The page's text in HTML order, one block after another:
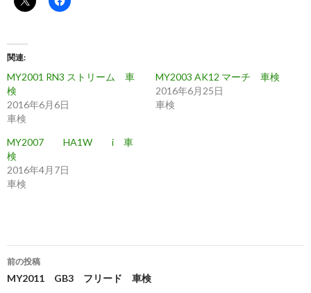
関連
MY2001 RN3 ストリーム 車
検
2016年6月6日
車検
MY2003 AK12 マーチ 車検
2016年6月25日
車検
MY2007 HA1W i 車
検
2016年4月7日
車検
投
稿
前の投稿
MY2011 GB3 フリード 車検